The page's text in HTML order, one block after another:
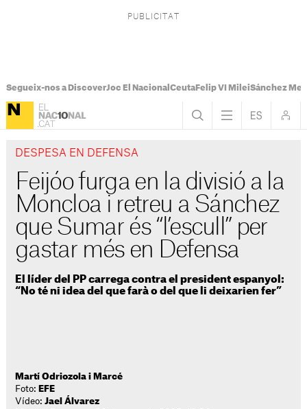
Segueix-nos a DiscoverJoc El Nacional CeutaFelip VI MileiSánchez
DESPESA EN DEFENSA
Feijóo furga en la divisió a la
Moncloa i retreu a Sánchez
que Sumar és “l’escull” per
gastar més en Defensa
El líder del PP carrega contra el president espanyol:
“No té ni idea del que farà o del que li deixarien fer”
Martí Odriozola i Marcé
Foto: EFE
Vídeo:Jael Álvarez